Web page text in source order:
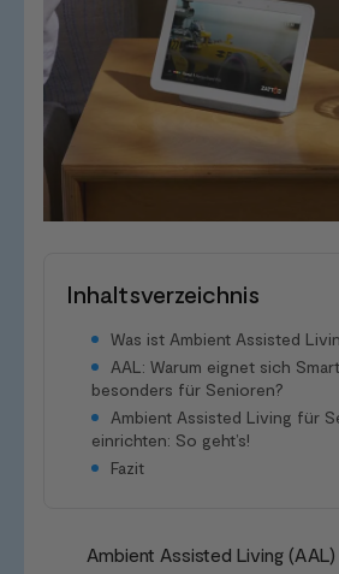
Inhaltsverzeichnis
Was ist Ambient Assisted
AAL: Warum eignet sich
besonders für Senioren?
Ambient Assisted Living für
einrichten: So geht’s!
Fazit
Ambient Assisted Living